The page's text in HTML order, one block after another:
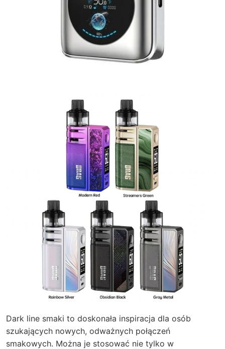
Dark line smaki to doskonała inspiracja dla osób
szukających nowych, odważnych połączeń
smakowych. Można je stosować nie tylko w